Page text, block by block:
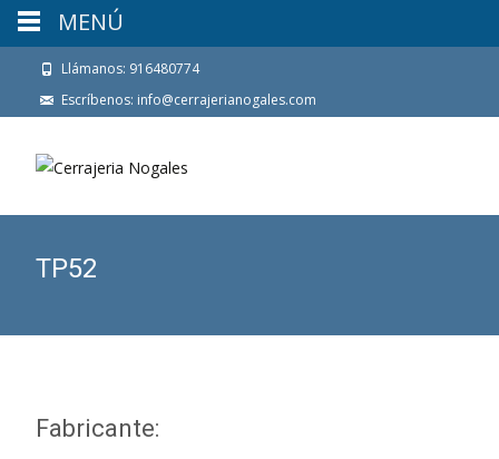
Llámanos: 916480774
Escríbenos: info@cerrajerianogales.com
TP52
Fabricante:
MENÚ